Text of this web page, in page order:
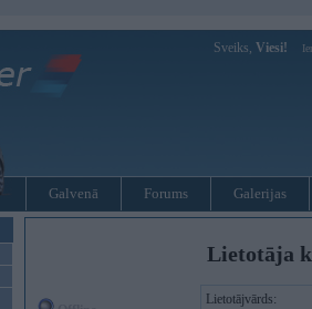
Sveiks, Viesi!
Galvenā Forums Galerijas
Lietotāja
Lietotājvārds: